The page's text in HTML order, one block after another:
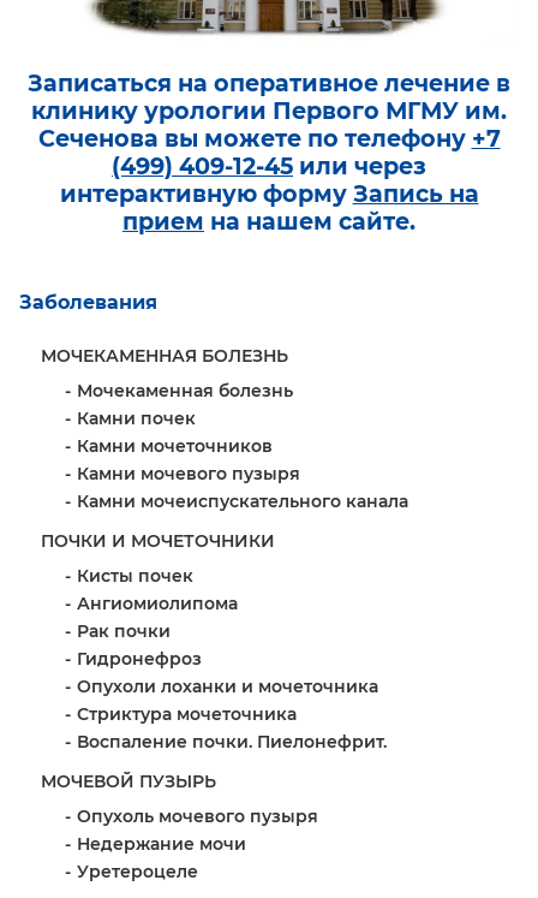
Записаться на оперативное лечение в
клинику урологии Первого МГМУ им.
Сеченова вы можете по телефону +7
(499) 409-12-45 или через
интерактивную форму Запись на
прием на нашем сайте.
Заболевания
МОЧЕКАМЕННАЯ БОЛЕЗНЬ
Мочекаменная болезнь
Камни почек
Камни мочеточников
Камни мочевого пузыря
Камни мочеиспускательного канала
ПОЧКИ И МОЧЕТОЧНИКИ
Кисты почек
Ангиомиолипома
Рак почки
Гидронефроз
Опухоли лоханки и мочеточника
Стриктура мочеточника
Воспаление почки. Пиелонефрит.
МОЧЕВОЙ ПУЗЫРЬ
Опухоль мочевого пузыря
Недержание мочи
Уретероцеле